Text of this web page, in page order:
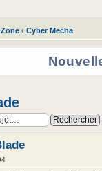
‹ Cyber Mecha